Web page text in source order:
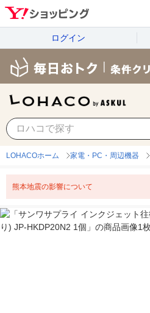
ログイン
LOHACOホーム 家電・PC・周辺機器
熊本地震の影響について